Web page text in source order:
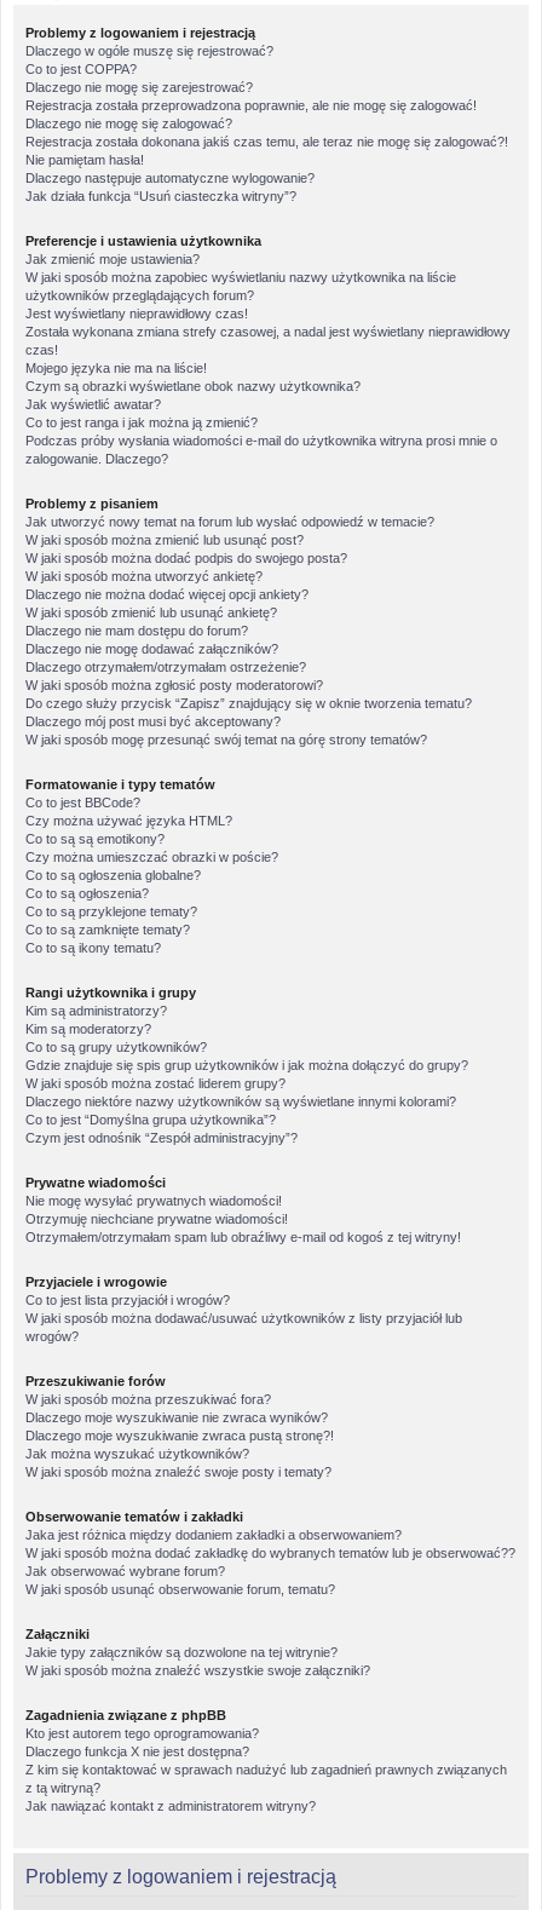
Problemy z logowaniem i rejestracją
Dlaczego w ogóle muszę się rejestrować?
Co to jest COPPA?
Dlaczego nie mogę się zarejestrować?
Rejestracja została przeprowadzona poprawnie, ale nie mogę się zalogować!
Dlaczego nie mogę się zalogować?
Rejestracja została dokonana jakiś czas temu, ale teraz nie mogę się zalogować?!
Nie pamiętam hasła!
Dlaczego następuje automatyczne wylogowanie?
Jak działa funkcja “Usuń ciasteczka witryny”?
Preferencje i ustawienia użytkownika
Jak zmienić moje ustawienia?
W jaki sposób można zapobiec wyświetlaniu nazwy użytkownika na liście
użytkowników przeglądających forum?
Jest wyświetlany nieprawidłowy czas!
Została wykonana zmiana strefy czasowej, a nadal jest wyświetlany nieprawidłowy
czas!
Mojego języka nie ma na liście!
Czym są obrazki wyświetlane obok nazwy użytkownika?
Jak wyświetlić awatar?
Co to jest ranga i jak można ją zmienić?
Podczas próby wysłania wiadomości e-mail do użytkownika witryna prosi mnie o
zalogowanie. Dlaczego?
Problemy z pisaniem
Jak utworzyć nowy temat na forum lub wysłać odpowiedź w temacie?
W jaki sposób można zmienić lub usunąć post?
W jaki sposób można dodać podpis do swojego posta?
W jaki sposób można utworzyć ankietę?
Dlaczego nie można dodać więcej opcji ankiety?
W jaki sposób zmienić lub usunąć ankietę?
Dlaczego nie mam dostępu do forum?
Dlaczego nie mogę dodawać załączników?
Dlaczego otrzymałem/otrzymałam ostrzeżenie?
W jaki sposób można zgłosić posty moderatorowi?
Do czego służy przycisk “Zapisz” znajdujący się w oknie tworzenia tematu?
Dlaczego mój post musi być akceptowany?
W jaki sposób mogę przesunąć swój temat na górę strony tematów?
Formatowanie i typy tematów
Co to jest BBCode?
Czy można używać języka HTML?
Co to są są emotikony?
Czy można umieszczać obrazki w poście?
Co to są ogłoszenia globalne?
Co to są ogłoszenia?
Co to są przyklejone tematy?
Co to są zamknięte tematy?
Co to są ikony tematu?
Rangi użytkownika i grupy
Kim są administratorzy?
Kim są moderatorzy?
Co to są grupy użytkowników?
Gdzie znajduje się spis grup użytkowników i jak można dołączyć do grupy?
W jaki sposób można zostać liderem grupy?
Dlaczego niektóre nazwy użytkowników są wyświetlane innymi kolorami?
Co to jest “Domyślna grupa użytkownika”?
Czym jest odnośnik “Zespół administracyjny”?
Prywatne wiadomości
Nie mogę wysyłać prywatnych wiadomości!
Otrzymuję niechciane prywatne wiadomości!
Otrzymałem/otrzymałam spam lub obraźliwy e-mail od kogoś z tej witryny!
Przyjaciele i wrogowie
Co to jest lista przyjaciół i wrogów?
W jaki sposób można dodawać/usuwać użytkowników z listy przyjaciół lub
wrogów?
Przeszukiwanie forów
W jaki sposób można przeszukiwać fora?
Dlaczego moje wyszukiwanie nie zwraca wyników?
Dlaczego moje wyszukiwanie zwraca pustą stronę?!
Jak można wyszukać użytkowników?
W jaki sposób można znaleźć swoje posty i tematy?
Obserwowanie tematów i zakładki
Jaka jest różnica między dodaniem zakładki a obserwowaniem?
W jaki sposób można dodać zakładkę do wybranych tematów lub je obserwować??
Jak obserwować wybrane forum?
W jaki sposób usunąć obserwowanie forum, tematu?
Załączniki
Jakie typy załączników są dozwolone na tej witrynie?
W jaki sposób można znaleźć wszystkie swoje załączniki?
Zagadnienia związane z phpBB
Kto jest autorem tego oprogramowania?
Dlaczego funkcja X nie jest dostępna?
Z kim się kontaktować w sprawach nadużyć lub zagadnień prawnych związanych
z tą witryną?
Jak nawiązać kontakt z administratorem witryny?
Problemy z logowaniem i rejestracją